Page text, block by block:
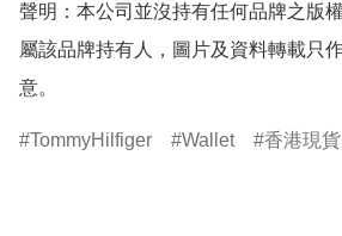
聲明：本公司並沒持有任何品牌之版
屬該品牌持有人，圖片及資料轉載只
意。
TommyHilfiger Wallet 香港現貨